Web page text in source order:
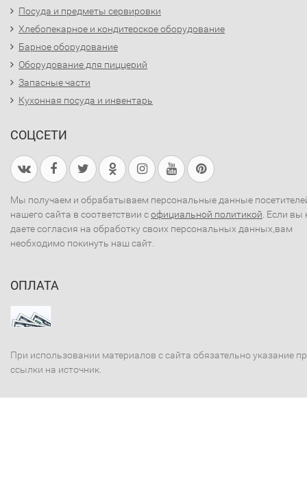
Посуда и предметы сервировки
Хлебопекарное и кондитерское оборудование
Барное оборудование
Оборудование для пиццерий
Запасные части
Кухонная посуда и инвентарь
СОЦСЕТИ
Мы получаем и обрабатываем персональные данные
нашего сайта в соответствии софициальной политикой . Если вы
даете согласия на обработку своих персональных данных,вам
необходимо покинуть наш сайт.
ОПЛАТА
При использовании материалов с сайта обязательно указание
ссылки на источник.